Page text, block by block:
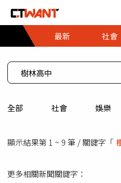
最新
社會
全部 社會 娛樂
顯示結果第 1 ~ 9 筆 / 關鍵字「
更多相關新聞關鍵字：